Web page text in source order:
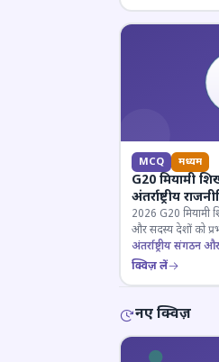
MCQ मध्यम
G20 मियामी
अंतर्राष्ट्रीय
2026 G20 मियामी
और सदस्य देशों को
राजनयिक घटनाओं पर
अंतर्राष्ट्रीय संगठन और
क्विज़ लें
नए क्विज़